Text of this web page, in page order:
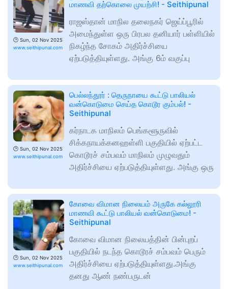
🕑 Sun, 02 Nov 2025
www.seithipunal.com
மாணவி தற்கொலை முயற்சி! - Seithipunal
ராஜஸ்தான் மாநில தலைநகர் ஜெய்ப்பூரில்
அமைந்துள்ள ஒரு பிரபல தனியார் பள்ளியில்
நிகழ்ந்த சோகம் அதிர்ச்சியை
ஏற்படுத்தியுள்ளது. அங்கு 6ம் வகுப்பு
🕑 Sun, 02 Nov 2025
www.seithipunal.com
பெல்லந்தூர் : தெருநாயை கூட்டு பாலியல்
வன்கொடுமை செய்த கொடூர கும்பல்! -
Seithipunal
கர்நாடக மாநிலம் பெங்களூருவில்
சிக்கநாயக்கனஹள்ளி பகுதியில் ஏற்பட்ட
கொடூரச் சம்பவம் மாநிலம் முழுவதும்
அதிர்ச்சியை ஏற்படுத்தியுள்ளது. அங்கு ஒரு
🕑 Sun, 02 Nov 2025
www.seithipunal.com
கோவை விமான நிலையம் அருகே கல்லூரி
மாணவி கூட்டு பாலியல் வன்கொடுமை! -
Seithipunal
கோவை விமான நிலையத்தின் பின்புறப்
பகுதியில் நடந்த கொடூரச் சம்பவம் பெரும்
அதிர்ச்சியை ஏற்படுத்தியுள்ளது.அங்கு
தனது ஆண் நண்பருடன்